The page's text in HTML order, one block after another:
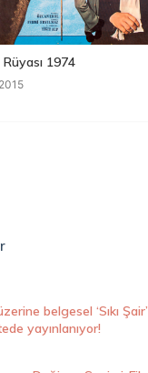
1974
belgesel ‘Sıkı Şair’
yayınlanıyor!